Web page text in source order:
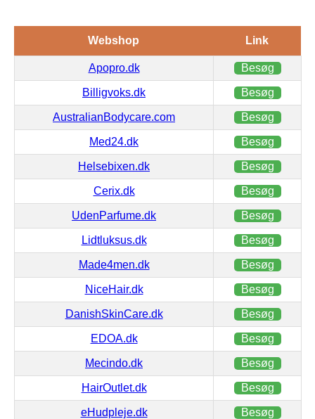
Webshop Link
Apopro.dk Besøg
Billigvoks.dk Besøg
AustralianBodycare.com Besøg
Med24.dk Besøg
Helsebixen.dk Besøg
Cerix.dk Besøg
UdenParfume.dk Besøg
Lidtluksus.dk Besøg
Made4men.dk Besøg
NiceHair.dk Besøg
DanishSkinCare.dk Besøg
EDOA.dk Besøg
Mecindo.dk Besøg
HairOutlet.dk Besøg
eHudpleje.dk Besøg